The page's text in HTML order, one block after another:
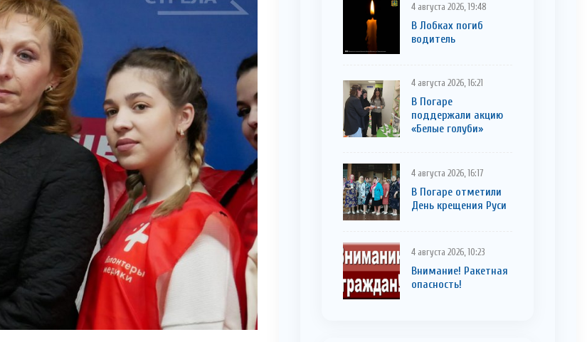
4 августа 2026, 19:48
В Лобках погиб
водитель
4 августа 2026, 16:21
В Погаре
поддержали акцию
«Белые голуби»
4 августа 2026, 16:17
В Погаре отметили
День крещения Руси
4 августа 2026, 10:23
Внимание! Ракетная
опасность!